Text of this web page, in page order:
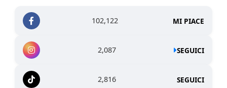
102,122 MI PIACE
2,087 SEGUICI
2,816 SEGUICI